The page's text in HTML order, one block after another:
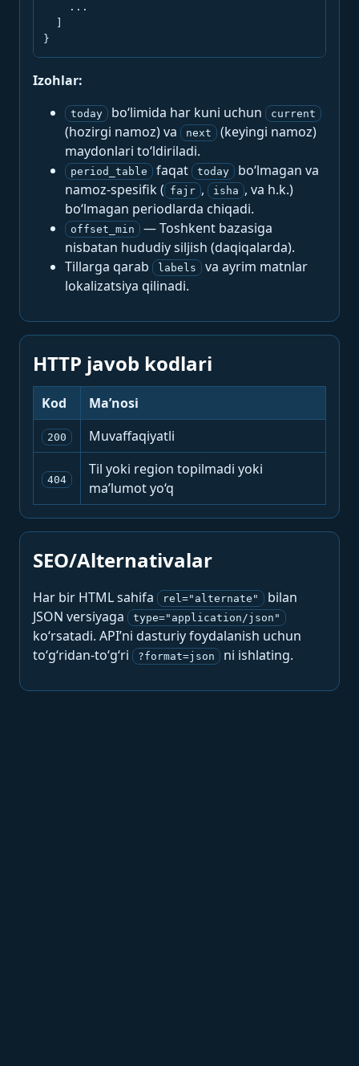
    ...
}
Izohlar:
today bo‘limida har kuni uchun current
(hozirgi namoz) va next
(keyingi namoz)
maydonlari to‘ldiriladi.
period_table faqat today
bo‘lmagan va
namoz-spesifik ( fajr , isha , va h.k.)
bo‘lmagan periodlarda chiqadi.
offset_min
— Toshkent bazasiga
nisbatan hududiy siljish (daqiqalarda).
Tillarga qarab
labels
va ayrim matnlar
lokalizatsiya qilinadi.
HTTP javob kodlari
Kod Ma’nosi
200 Muvaffaqiyatli
404
Til yoki region topilmadi yoki
ma’lumot yo‘q
SEO/Alternativalar
Har bir HTML sahifa rel="alternate"
bilan
JSON versiyaga
type="application/json"
ko‘rsatadi. API’ni dasturiy foydalanish uchun
to‘g‘ridan-to‘g‘ri
?format=json ni ishlating.